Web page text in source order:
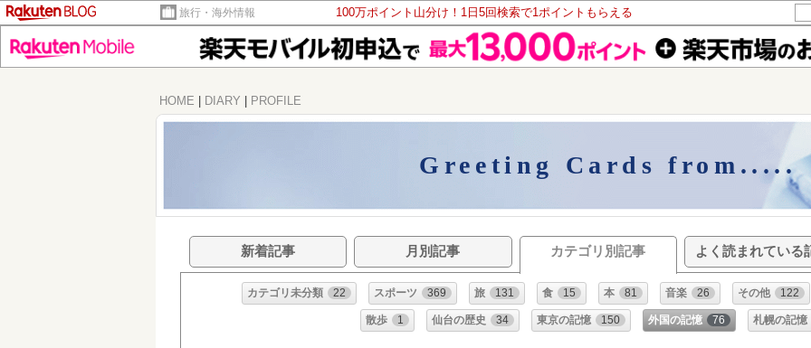
旅行・海外情報 100万ポイント山分け！1日5回検索で1ポイントもらえる
HOME
DIARY PROFILE
Greeting Cards from.....
新着記事 月別記事 カテゴリ別記事 よく読まれている
カテゴリ未分類 22 スポーツ 369 旅 131 食 15 本 81 音楽 26 その他 122
散歩 1 仙台の歴史 34 東京の記憶 150 外国の記憶 76 札幌の記憶